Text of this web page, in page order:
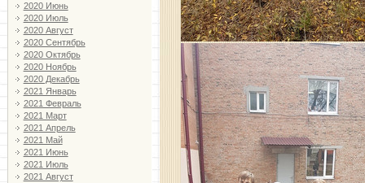
2020 Июнь
2020 Июль
2020 Август
2020 Сентябрь
2020 Октябрь
2020 Ноябрь
2020 Декабрь
2021 Январь
2021 Февраль
2021 Март
2021 Апрель
2021 Май
2021 Июнь
2021 Июль
2021 Август